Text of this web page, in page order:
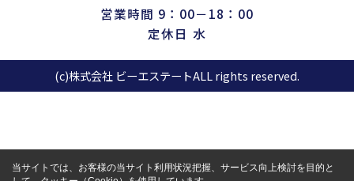
営業時間 9：00－18：00
定休日 水
(c)株式会社 ビーエステートALL rights reserved.
当サイトでは、お客様の当サイト利用状況把握、サービス向上検討を目的と